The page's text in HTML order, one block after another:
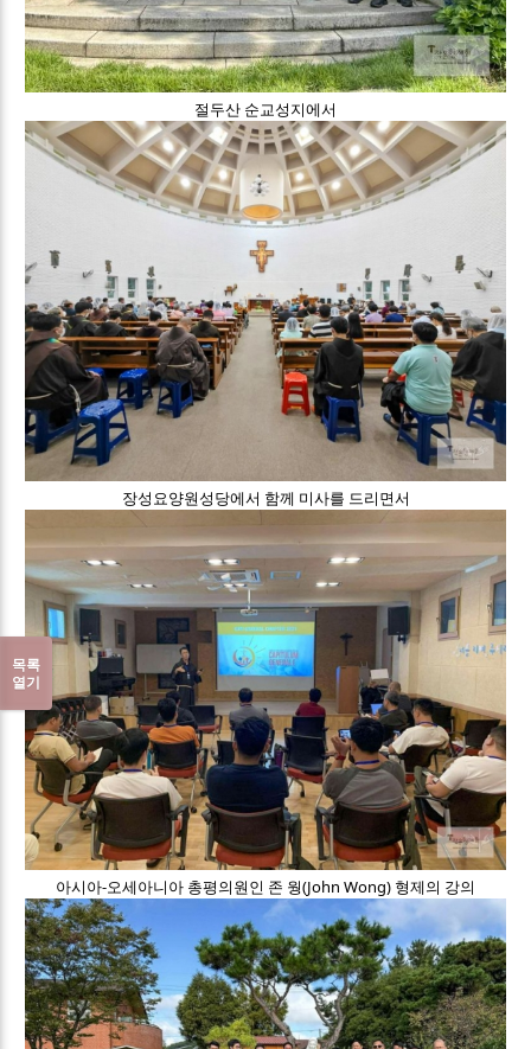
절두산 순교성지에서
장성요양원성당에서 함께 미사를 드리면서
아시아-오세아니아 총평의원인 존 웡(John Wong) 형제의 강의
목록
열기